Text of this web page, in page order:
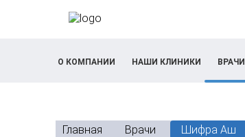
О КОМПАНИИ НАШИ КЛИНИКИ ВРАЧИ
Главная Врачи Шифра Аш